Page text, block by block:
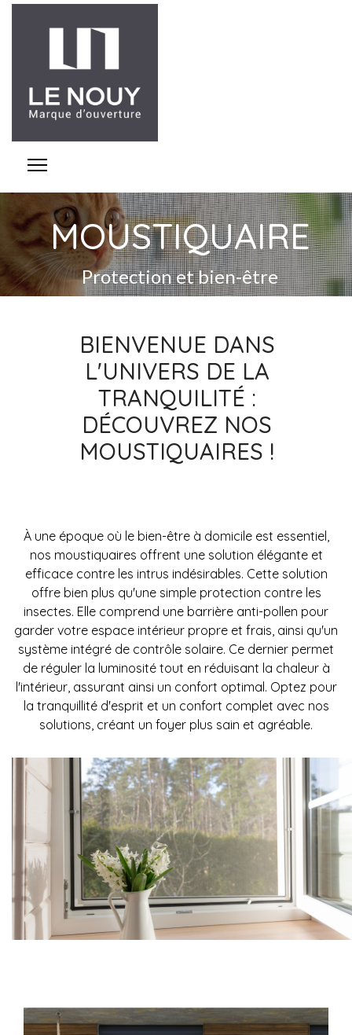
MOUSTIQUAIRE
Protection et bien-être
BIENVENUE DANS
L'UNIVERS DE LA
TRANQUILITÉ :
DÉCOUVREZ NOS
MOUSTIQUAIRES !
À une époque où le bien-être à domicile est essentiel,
nos moustiquaires offrent une solution élégante et
efficace contre les intrus indésirables. Cette solution
offre bien plus qu'une simple protection contre les
insectes. Elle comprend une barrière anti-pollen pour
garder votre espace intérieur propre et frais, ainsi qu'un
système intégré de contrôle solaire. Ce dernier permet
de réguler la luminosité tout en réduisant la chaleur à
l'intérieur, assurant ainsi un confort optimal. Optez pour
la tranquillité d'esprit et un confort complet avec nos
solutions, créant un foyer plus sain et agréable.